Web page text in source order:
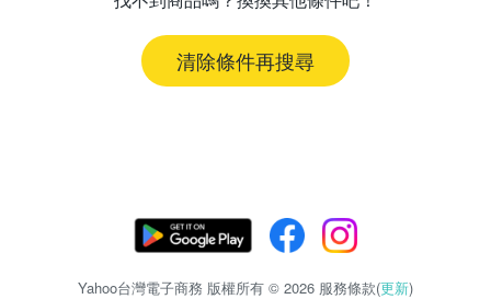
清除條件再搜尋
Yahoo台灣電子商務 版權所有 © 2026 服務條款(更新)